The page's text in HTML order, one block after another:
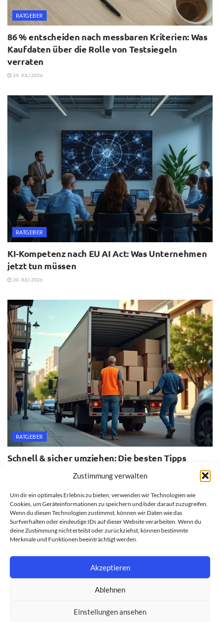
Zustimmung verwalten
Um dir ein optimales Erlebnis zu bieten, verwenden wir Technologien wie
Cookies, um Geräteinformationen zu speichern und/oder darauf zuzugreifen.
Wenn du diesen Technologien zustimmst, können wir Daten wie das
Surfverhalten oder eindeutige IDs auf dieser Website verarbeiten. Wenn du
deine Zustimmung nicht erteilst oder zurückziehst, können bestimmte
Merkmale und Funktionen beeinträchtigt werden.
Akzeptieren
Ablehnen
Einstellungen ansehen
RATGEBER
86 % entscheiden nach messbaren Kriterien: Was
Kaufdaten über die Rolle von Testsiegeln
verraten
24. JULI 2026
RATGEBER
KI-Kompetenz nach EU AI Act: Was Unternehmen
jetzt tun müssen
20. JULI 2026
RATGEBER
Schnell & sicher umziehen: Die besten Tipps
Datenschutzerklärung Cookie-Richtlinie (EU)